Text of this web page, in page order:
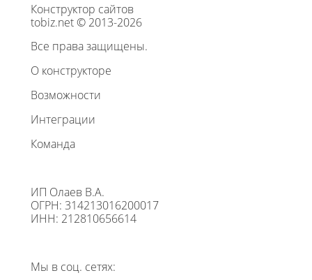
Конструктор сайтов
tobiz.net © 2013-2026
Все права защищены.
О конструкторе
Возможности
Интеграции
Команда
ИП Олаев В.А.
ОГРН: 314213016200017
ИНН: 212810656614
Мы в соц. сетях: